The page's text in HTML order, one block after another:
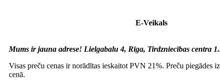
E-Veikals
Mums ir jauna adrese! Lielgabalu 4, Rīga, Tirdzniecības centra
Visas preču cenas ir norādītas ieskaitot PVN 21%. Preču piegādes
cenā.